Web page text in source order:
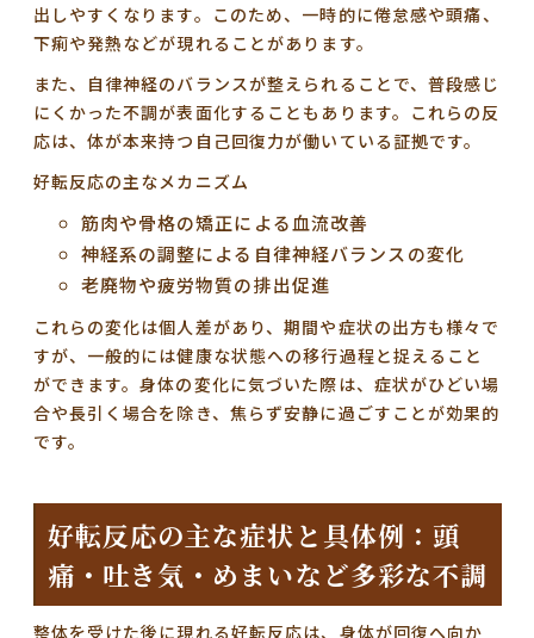
出しやすくなります。このため、一時的に倦怠感や頭痛、
下痢や発熱などが現れることがあります。
また、自律神経のバランスが整えられることで、普段感じ
にくかった不調が表面化することもあります。これらの反
応は、体が本来持つ自己回復力が働いている証拠です。
好転反応の主なメカニズム
筋肉や骨格の矯正による血流改善
神経系の調整による自律神経バランスの変化
老廃物や疲労物質の排出促進
これらの変化は個人差があり、期間や症状の出方も様々で
すが、一般的には健康な状態への移行過程と捉えること
ができます。身体の変化に気づいた際は、症状がひどい場
合や長引く場合を除き、焦らず安静に過ごすことが効果的
です。
好転反応の主な症状と具体例：頭
痛・吐き気・めまいなど多彩な不調
整体を受けた後に現れる好転反応は、身体が回復へ向か